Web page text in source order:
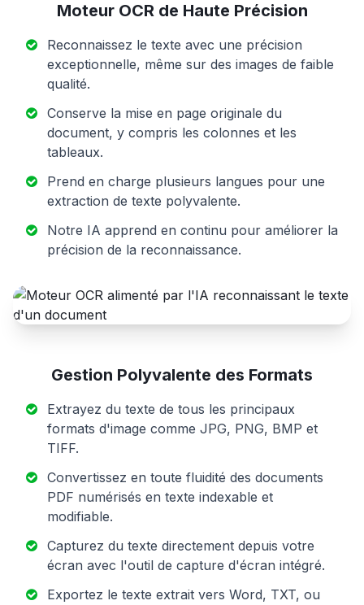
Moteur OCR de Haute Précision
Reconnaissez le texte avec une précision
exceptionnelle, même sur des images de faible
qualité.
Conserve la mise en page originale du
document, y compris les colonnes et les
tableaux.
Prend en charge plusieurs langues pour une
extraction de texte polyvalente.
Notre IA apprend en continu pour améliorer la
précision de la reconnaissance.
Gestion Polyvalente des Formats
Extrayez du texte de tous les principaux
formats d'image comme JPG, PNG, BMP et
TIFF.
Convertissez en toute fluidité des documents
PDF numérisés en texte indexable et
modifiable.
Capturez du texte directement depuis votre
écran avec l'outil de capture d'écran intégré.
Exportez le texte extrait vers Word, TXT, ou